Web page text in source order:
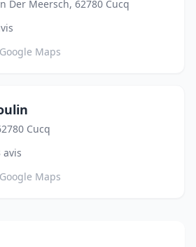
Der Meersch, 62780 Cucq
Google Maps
Cucq
avis
Google Maps